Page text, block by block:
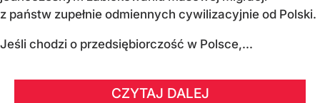
z państw zupełnie odmiennych cywilizacyjnie od Polski.
Jeśli chodzi o przedsiębiorczość w Polsce,...
CZYTAJ DALEJ